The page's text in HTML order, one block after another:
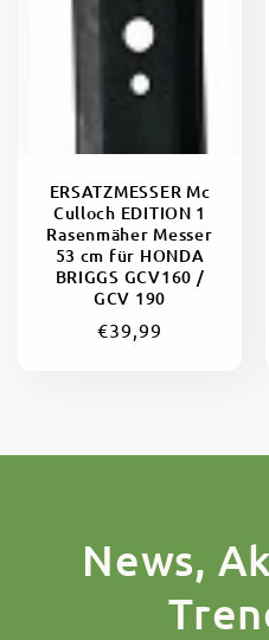
ERSATZMESSER Mc
Culloch EDITION 1
Rasenmäher Messer
53 cm für HONDA
BRIGGS GCV160 /
GCV 190
Normaler
€39,99
News,